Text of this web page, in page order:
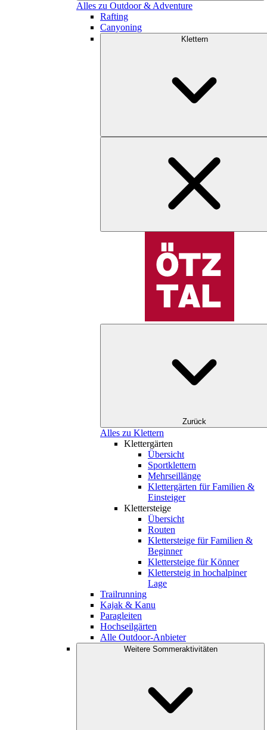
Alles zu Outdoor & Adventure
Rafting
Canyoning
Klettern
Zurück
Alles zu Klettern
Klettergärten
Übersicht
Sportklettern
Mehrseillänge
Klettergärten für Familien &
Einsteiger
Klettersteige
Übersicht
Routen
Klettersteige für Familien &
Beginner
Klettersteige für Könner
Klettersteig in hochalpiner
Lage
Trailrunning
Kajak & Kanu
Paragleiten
Hochseilgärten
Alle Outdoor-Anbieter
Weitere Sommeraktivitäten